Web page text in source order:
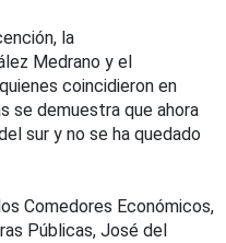
la
Medrano y el
coincidieron en
se demuestra que ahora
sur y no se ha quedado
Comedores Económicos,
Públicas, José del